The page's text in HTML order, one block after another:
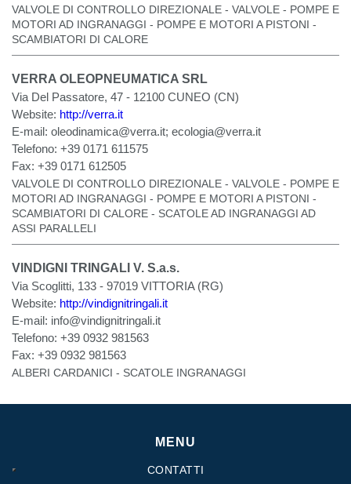
VALVOLE DI CONTROLLO DIREZIONALE - VALVOLE - POMPE E
MOTORI AD INGRANAGGI - POMPE E MOTORI A PISTONI -
SCAMBIATORI DI CALORE
VERRA OLEOPNEUMATICA SRL
Via Del Passatore, 47 - 12100 CUNEO (CN)
Website: http://verra.it
E-mail: oleodinamica@verra.it; ecologia@verra.it
Telefono: +39 0171 611575
Fax: +39 0171 612505
VALVOLE DI CONTROLLO DIREZIONALE - VALVOLE - POMPE E
MOTORI AD INGRANAGGI - POMPE E MOTORI A PISTONI -
SCAMBIATORI DI CALORE - SCATOLE AD INGRANAGGI AD
ASSI PARALLELI
VINDIGNI TRINGALI V. S.a.s.
Via Scoglitti, 133 - 97019 VITTORIA (RG)
Website: http://vindignitringali.it
E-mail: info@vindignitringali.it
Telefono: +39 0932 981563
Fax: +39 0932 981563
ALBERI CARDANICI - SCATOLE INGRANAGGI
MENU
CONTATTI